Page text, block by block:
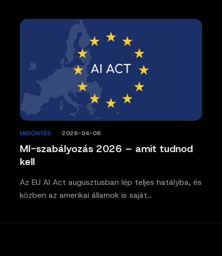
MI-szabályozás 2026 – amit tudnod
kell
MIDÖNTÉS 2026-04-08
Az EU AI Act augusztusban lép teljes hatályba, és
közben az amerikai államok is saját…